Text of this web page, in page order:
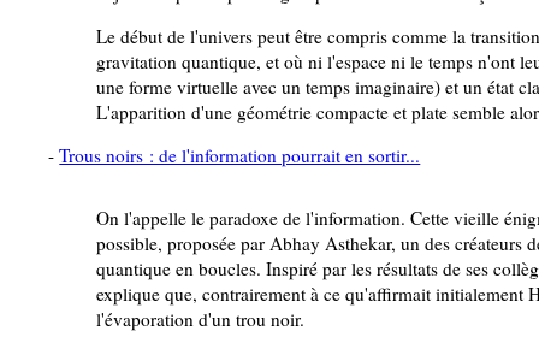
Le début de l'univers peut être compris comme la
gravitation quantique, et où ni l'espace ni le temps n'ont
une forme virtuelle avec un temps imaginaire) et un état
L'apparition d'une géométrie compacte et plate semble
-Trous noirs : de l'information pourrait en sortir...
On l'appelle le paradoxe de l'information. Cette vieille
possible, proposée par Abhay Asthekar, un des créateurs
quantique en boucles. Inspiré par les résultats de ses
explique que, contrairement à ce qu'affirmait initialement
l'évaporation d'un trou noir.